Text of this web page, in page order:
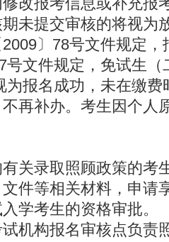
未提交审核的将视为
〕78号文件规定，
号文件规定，免试生（
为报名成功，未在缴
再补办。考生因个人
关录取照顾政策的考
件等相关材料，申请
学考生的资格审批。
机构报名审核点负责